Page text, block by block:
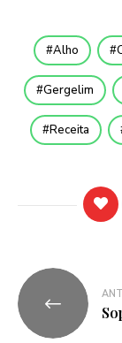
Alho
Gergelim
Receita